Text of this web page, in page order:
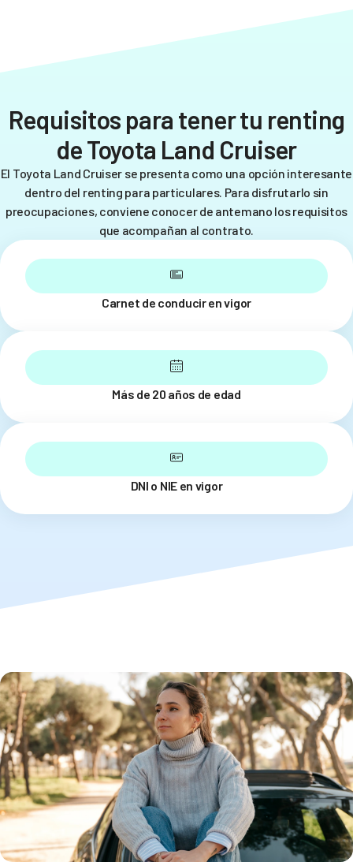
Requisitos para tener tu renting
de Toyota Land Cruiser
El Toyota Land Cruiser se presenta como una opción interesante
dentro del renting para particulares. Para disfrutarlo sin
preocupaciones, conviene conocer de antemano los requisitos
que acompañan al contrato.
Carnet de conducir en vigor
Más de 20 años de edad
DNI o NIE en vigor